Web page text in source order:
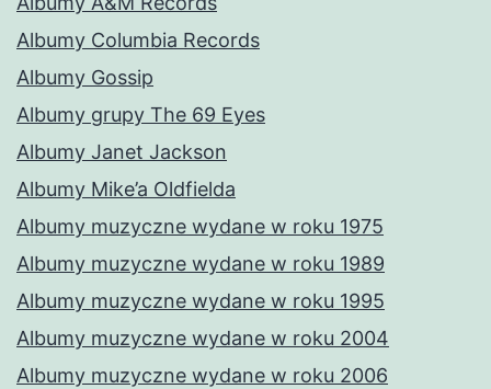
Albumy Columbia Records
Albumy Gossip
Albumy grupy The 69 Eyes
Albumy Janet Jackson
Albumy Mike’a Oldfielda
Albumy muzyczne wydane w roku 1975
Albumy muzyczne wydane w roku 1989
Albumy muzyczne wydane w roku 1995
Albumy muzyczne wydane w roku 2004
Albumy muzyczne wydane w roku 2006